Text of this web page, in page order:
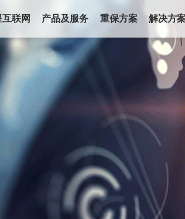
互联网 产品及服务 重保方案 解决方